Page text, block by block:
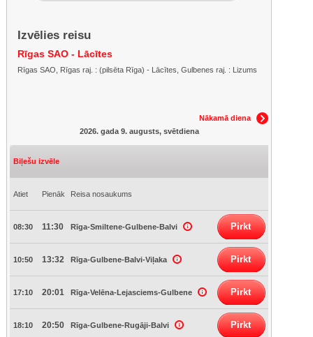
Izvēlies reisu
Rīgas SAO - Lācītes
Rīgas SAO, Rīgas raj. : (pilsēta Rīga) - Lācītes, Gulbenes raj. : Lizums
Nākamā diena
2026. gada 9. augusts, svētdiena
Biļešu izvēle
Atiet Pienāk Reisa nosaukums
08:30 11:30 Rīga-Smiltene-Gulbene-Balvi Pirkt
10:50 13:32 Rīga-Gulbene-Balvi-Viļaka Pirkt
17:10 20:01 Rīga-Velēna-Lejasciems-Gulbene Pirkt
18:10 20:50 Rīga-Gulbene-Rugāji-Balvi Pirkt